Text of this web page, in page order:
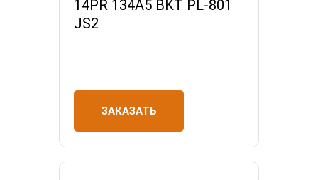
14PR 134A5 BKT PL-801
JS2
ЗАКАЗАТЬ